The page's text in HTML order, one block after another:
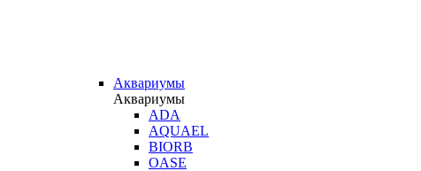
Аквариумы
Аквариумы
ADA
AQUAEL
BIORB
OASE